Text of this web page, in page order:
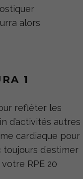
alors
refléter les
d’activités autres
cardiaque pour
d’estimer
RPE 20